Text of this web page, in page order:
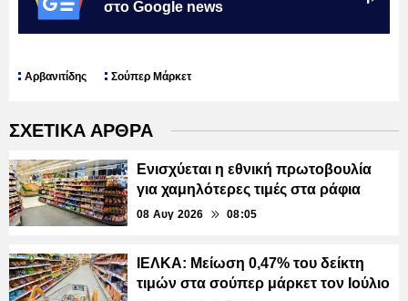
στο Google news
Αρβανιτίδης Σούπερ Μάρκετ
ΣΧΕΤΙΚΑ ΑΡΘΡΑ
Ενισχύεται η εθνική πρωτοβουλία
για χαμηλότερες τιμές στα ράφια
08 Αυγ 2026 08:05
ΙΕΛΚΑ: Μείωση 0,47% του δείκτη
τιμών στα σούπερ μάρκετ τον Ιούλιο